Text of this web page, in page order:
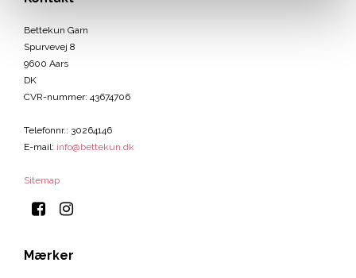
Bettekun Garn
Spurvevej 8
9600 Aars
DK
CVR-nummer: 43674706
Telefonnr.: 30264146
E-mail: info@bettekun.dk
Sitemap
Mærker